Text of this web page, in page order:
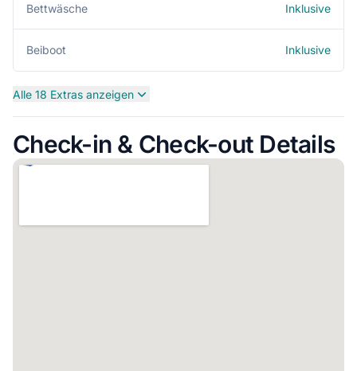
Bettwäsche Inklusive
Beiboot Inklusive
Alle 18 Extras anzeigen
Check-in & Check-out Details